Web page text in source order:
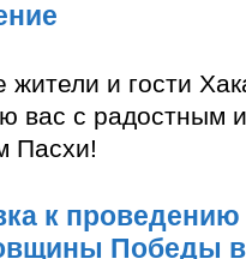
и гости
вас с радостным
Пасхи!
к
Победы